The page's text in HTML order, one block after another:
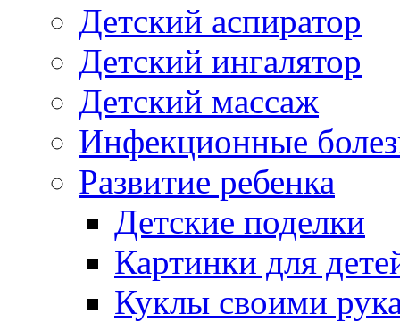
Детский аспиратор
Детский ингалятор
Детский массаж
Инфекционные
Развитие ребенка
Детские поделки
Картинки для
Куклы своими